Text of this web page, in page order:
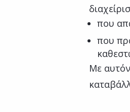
που
που
Με αυτόν